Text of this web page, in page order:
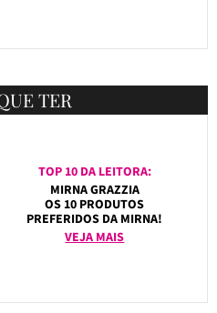
TER
TOP 10 DA LEITORA:
MIRNA GRAZZIA
OS 10 PRODUTOS
PREFERIDOS DA MIRNA!
VEJA MAIS